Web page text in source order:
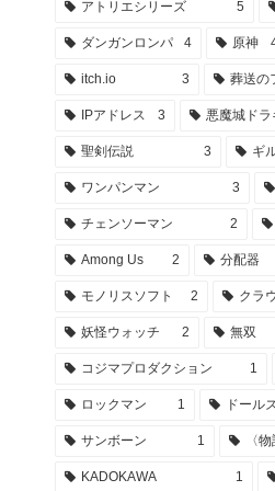
アトリエシリーズ 5
ダンガンロンパ 4 原神
itch.io 3 葬送の
IPアドレス 3 悪魔城ドラ
聖剣伝説 3 ギ
ワンパンマン 3
チェンソーマン 2
Among Us 2 分配器
モノリスソフト 2 クラ
妖怪ウォッチ 2 無双
コジマプロダクション 1
ロックマン 1 ドール
サンボーン 1 〈
KADOKAWA 1